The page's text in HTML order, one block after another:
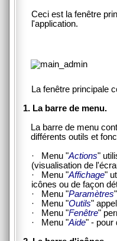
Ceci est la fenêtre
l'application.
La fenêtre principale
1. La barre de menu.
La barre de menu
différents outils et
· Menu "Actions"
(visualisation de
· Menu "Affichage"
icônes ou de façon
· Menu "Paramètres
· Menu "Outils"
· Menu "Fenêtre"
· Menu "Aide" - pour